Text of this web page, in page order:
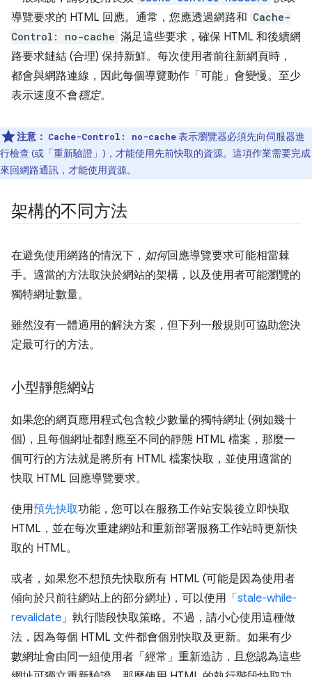
導覽要求的 HTML 回應。通常，您應透過網路和 Cache-
Control: no-cache 滿足這些要求，確保 HTML 和後續網
路要求鏈結 (合理) 保持新鮮。每次使用者前往新網頁時，
都會與網路連線，因此每個導覽動作「可能」 會變慢。至少
表示速度不會穩定。
注意： Cache-Control: no-cache表示瀏覽器必須先向伺服器進
行檢查 (或「重新驗證」)，才能使用先前快取的資源。這項作業需要完成
來回網路通訊，才能使用資源。
架構的不同方法
在避免使用網路的情況下， 如何回應導覽要求可能相當棘
手。適當的方法取決於網站的架構，以及使用者可能瀏覽的
獨特網址數量。
雖然沒有一體適用的解決方案，但下列一般規則可協助您決
定最可行的方法。
小型靜態網站
如果您的網頁應用程式包含較少數量的獨特網址 (例如幾十
個)，且每個網址都對應至不同的靜態 HTML 檔案，那麼一
個可行的方法就是將所有 HTML 檔案快取，並使用適當的
快取 HTML 回應導覽要求。
使用預先快取功能，您可以在服務工作站安裝後立即快取
HTML，並在每次重建網站和重新部署服務工作站時更新快
取的 HTML。
或者，如果您不想預先快取所有 HTML (可能是因為使用者
傾向於只前往網站上的部分網址)，可以使用「 stale-while-
revalidate」執行階段快取策略。不過，請小心使用這種做
法，因為每個 HTML 文件都會個別快取及更新。如果有少
數網址會由同一組使用者「經常」 重新造訪，且您認為這些